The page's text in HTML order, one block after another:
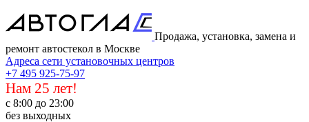
Продажа, установка, замена и
ремонт автостекол в Москве
Адреса сети установочных центров
+7 495 925-75-97
Нам 25 лет!
с 8:00 до 23:00
без выходных